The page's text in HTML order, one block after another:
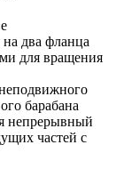
два фланца
для вращения
барабана
непрерывный
частей с